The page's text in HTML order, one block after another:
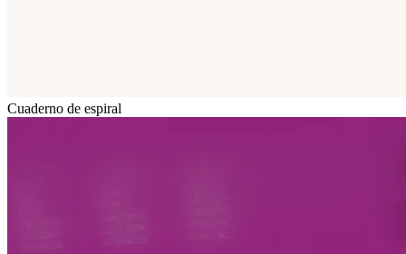
Cuaderno de espiral